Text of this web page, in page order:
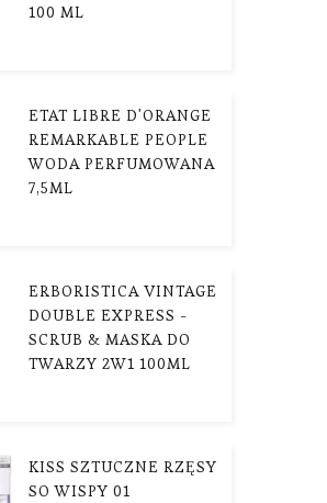
100 ML
ETAT LIBRE D'ORANGE
REMARKABLE PEOPLE
WODA PERFUMOWANA
7,5ML
ERBORISTICA VINTAGE
DOUBLE EXPRESS -
SCRUB & MASKA DO
TWARZY 2W1 100ML
KISS SZTUCZNE RZĘSY
SO WISPY 01